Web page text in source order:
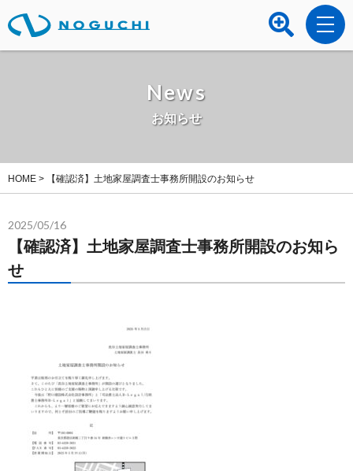
News
お知らせ
HOME > 【確認済】土地家屋調査士事務所開設のお知らせ
2025/05/16
【確認済】土地家屋調査士事務所開設のお知ら
せ